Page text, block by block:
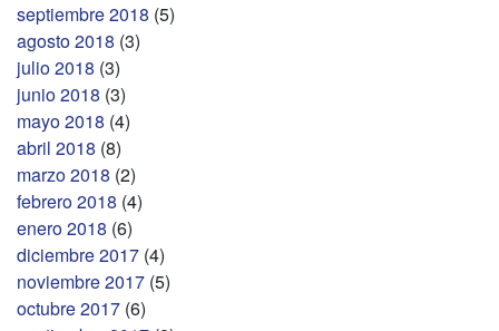
septiembre 2018 (5)
agosto 2018 (3)
julio 2018 (3)
junio 2018 (3)
mayo 2018 (4)
abril 2018 (8)
marzo 2018 (2)
febrero 2018 (4)
enero 2018 (6)
diciembre 2017 (4)
noviembre 2017 (5)
octubre 2017 (6)